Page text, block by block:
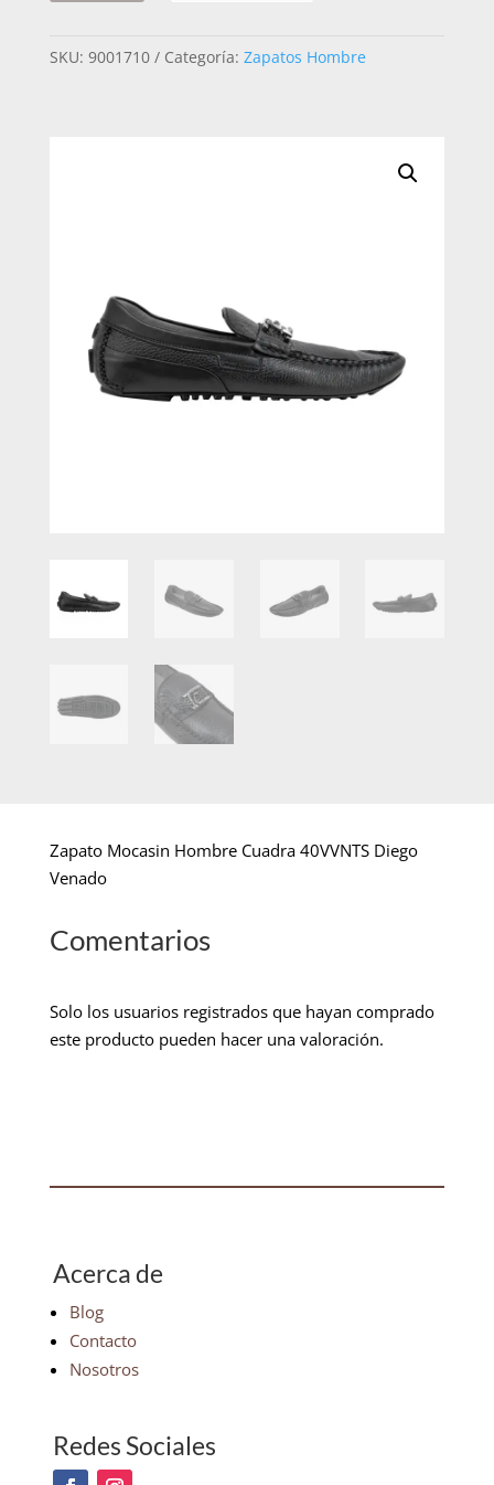
40VVNTS
SKU: 9001710 Categoría: Zapatos Hombre
Zapato Mocasin Hombre Cuadra 40VVNTS Diego
Venado
Comentarios
Solo los usuarios registrados que hayan comprado
este producto pueden hacer una valoración.
Acerca de
Blog
Contacto
Nosotros
Redes Sociales